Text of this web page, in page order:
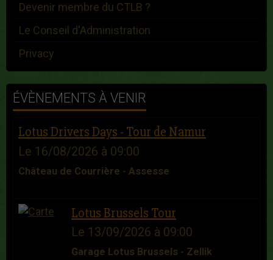
Devenir membre du CTLB ?
Le Conseil d'Administration
Privacy
ÉVÈNEMENTS À VENIR
Lotus Drivers Days - Tour de Namur
Le 16/08/2026 à 09:00
Château de Courrière - Assesse
Lotus Brussels Tour
Le 13/09/2026 à 09:00
Garage Lotus Brussels - Zellik